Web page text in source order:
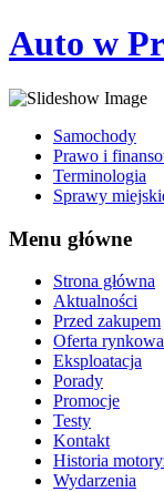
Auto w
Samochody
Prawo i
Terminologia
Sprawy
Menu główne
Strona główna
Aktualności
Przed zakupem
Oferta rynkowa
Eksploatacja
Porady
Promocje
Testy
Kontakt
Historia
Wydarzenia